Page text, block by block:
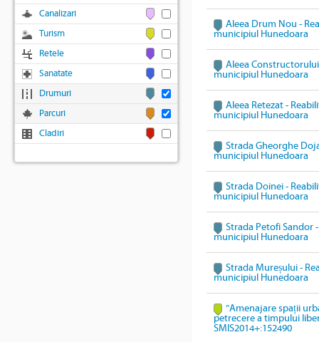
Aleea Drum Nou -
municipiul Hunedoara
Aleea
municipiul Hunedoara
Aleea Retezat -
municipiul Hunedoara
Strada Gheorghe
municipiul Hunedoara
Strada Doinei -
municipiul Hunedoara
Strada Petofi Sandor
municipiul Hunedoara
Strada Mureșului -
municipiul Hunedoara
”Amenajare spații
petrecere a timpului
SMIS2014+:152490
Canalizari
Turism
Retele
Sanatate
Drumuri
Parcuri
Cladiri